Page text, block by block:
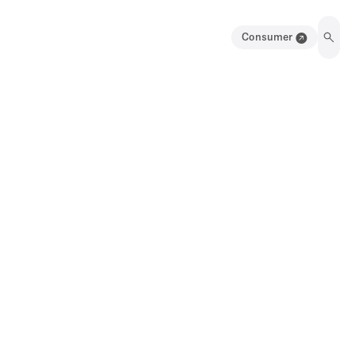
Consumer